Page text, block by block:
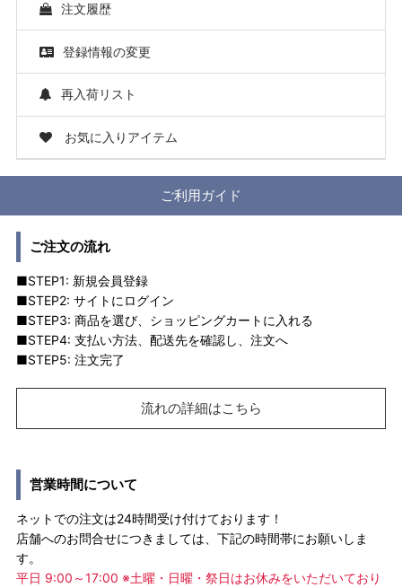
注文履歴
登録情報の変更
再入荷リスト
お気に入りアイテム
ご利用ガイド
ご注文の流れ
■STEP1: 新規会員登録
■STEP2: サイトにログイン
■STEP3: 商品を選び、ショッピングカートに入れる
■STEP4: 支払い方法、配送先を確認し、注文へ
■STEP5: 注文完了
流れの詳細はこちら
営業時間について
ネットでの注文は24時間受け付けております！
店舗へのお問合せにつきましては、下記の時間帯にお願いしま
す。
平日 9:00～17:00 ※土曜・日曜・祭日はお休みをいただいており